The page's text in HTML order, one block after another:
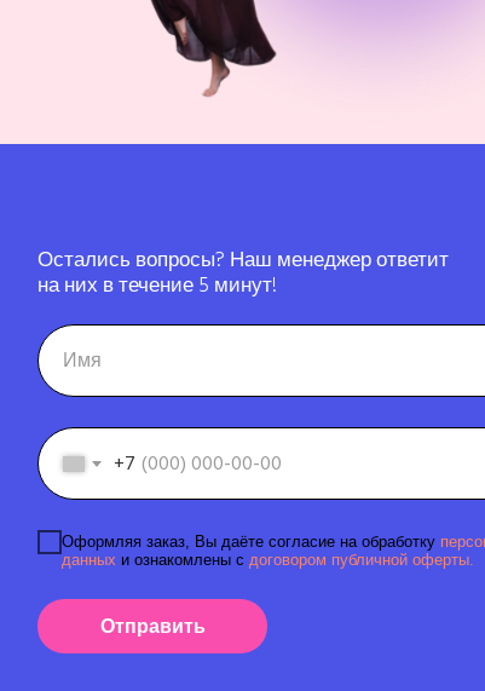
+7
Оформляя заказ, Вы даёте согласие на обработку
данных и ознакомлены с договором публичной оферты.
Отправить
Остались вопросы? Наш менеджер ответит
на них в течение 5 минут!